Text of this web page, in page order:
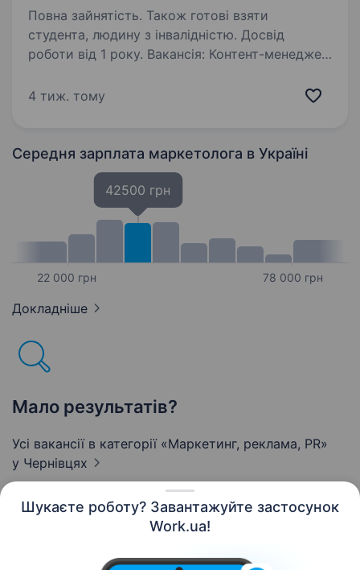
Шукаєте роботу? Завантажуйте застосунок
Work.ua!
Повна зайнятість. Також готові взяти
студента, людину з інвалідністю. Досвід
роботи від 1 року. Вакансія: Контент-менеджер
Обов’язки: Розробка та наповнення контентом
підтримка…
4 тиж. тому
Середня зарплата маркетолога в Україні
22 000 грн
42500 грн
78 000 грн
Докладніше
Мало результатів?
Усі вакансії в категорії «Маркетинг, реклама, PR»
у Чернівцях